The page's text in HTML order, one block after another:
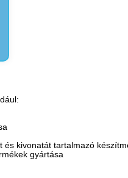
kivonatát tartalmazó
gyártása